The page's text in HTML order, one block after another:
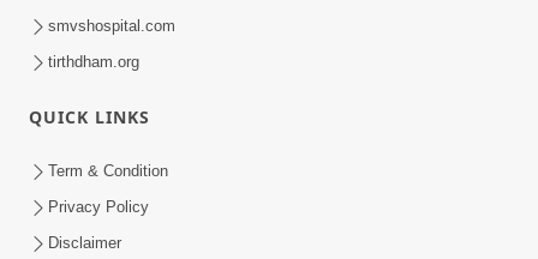
હરિ નવમીએ આટલું દ્રઢ કરી દઈએ તો બેડો પાર
smvshospital.com
tirthdham.org
QUICK LINKS
Term & Condition
Privacy Policy
Disclaimer